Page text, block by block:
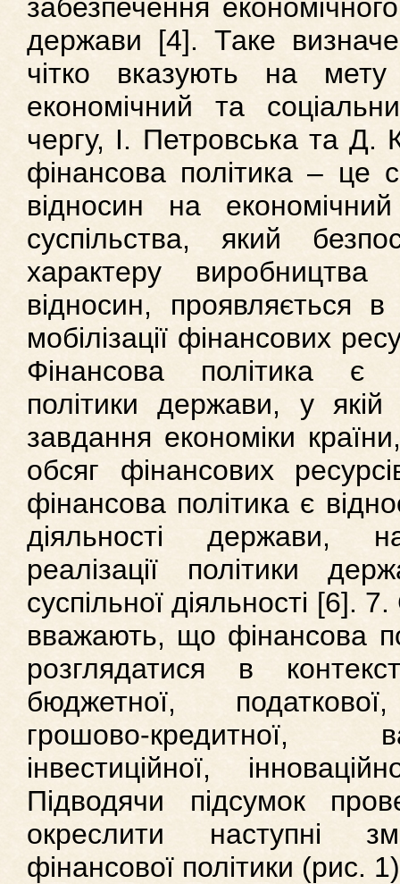
забезпечення
держави [4]. Таке
чітко вказують на мету
економічний та
чергу, І. Петровська та
фінансова політика – це
відносин на
суспільства, який
характеру виробництва
відносин, проявляється
мобілізації фінансових
Фінансова політика є
політики держави, у якій
завдання економіки
обсяг фінансових
фінансова політика є
діяльності держави,
реалізації політики
суспільної діяльності
вважають, що фінансова
розглядатися в
бюджетної,
грошово-кредитної,
інвестиційної,
Підводячи підсумок
окреслити наступні
фінансової політики (рис.